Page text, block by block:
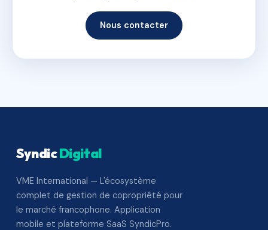
Nous contacter
SyndicDigital
VME International — L'écosystème
complet de gestion de copropriété pour
le marché francophone. Application
mobile et plateforme SaaS SyndicPro.